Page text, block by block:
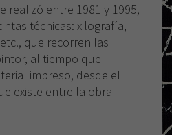
realizó entre 1981 y 1995,
técnicas: xilografía,
que recorren las
al tiempo que
impreso, desde el
existe entre la obra